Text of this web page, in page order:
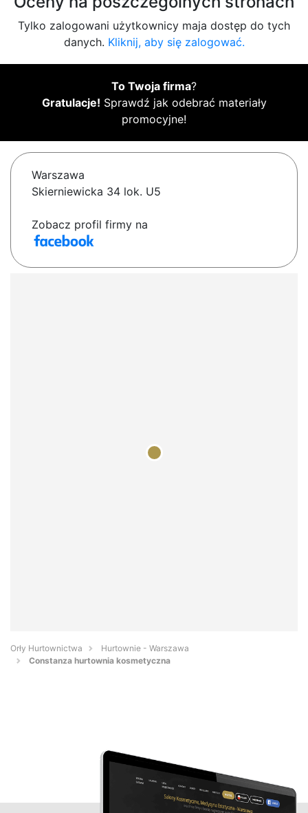
Tylko zalogowani użytkownicy maja dostęp do tych
danych. Kliknij, aby się zalogować.
To Twoja firma?
Gratulacje! Sprawdź jak odebrać materiały
promocyjne!
Warszawa
Skierniewicka 34 lok. U5
Zobacz profil firmy na
Orły Hurtownictwa
Hurtownie - Warszawa
Constanza hurtownia kosmetyczna